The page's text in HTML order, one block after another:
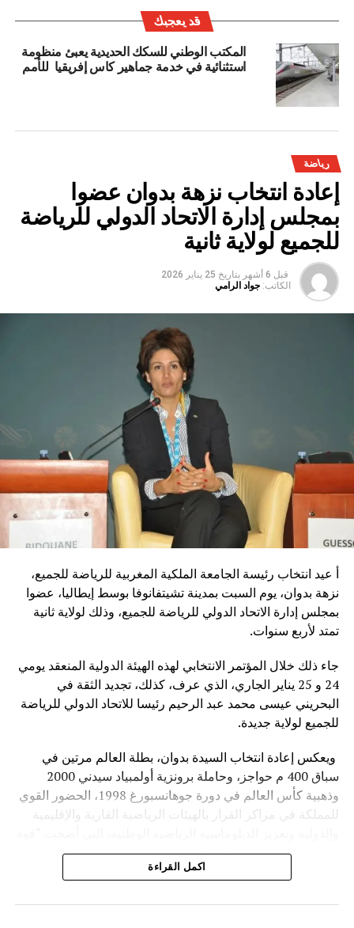
قد يعجبك
المكتب الوطني للسكك الحديدية يعبئ منظومة
استثنائية في خدمة جماهير كاس إفريقيا للأمم
رياضة
إعادة انتخاب نزهة بدوان عضوا
بمجلس إدارة الاتحاد الدولي للرياضة
للجميع لولاية ثانية
قبل 6 أشهر بتاريخ 25 يناير 2026
الكاتب: جواد الرامي
أ عيد انتخاب رئيسة الجامعة الملكية المغربية للرياضة للجميع،
نزهة بدوان، يوم السبت بمدينة تشيتفانوفا بوسط إيطاليا، عضوا
بمجلس إدارة الاتحاد الدولي للرياضة للجميع، وذلك لولاية ثانية
تمتد لأربع سنوات.
جاء ذلك خلال المؤتمر الانتخابي لهذه الهيئة الدولية المنعقد يومي
24 و 25 يناير الجاري، الذي عرف، كذلك، تجديد الثقة في
البحريني عيسى محمد عبد الرحيم رئيسا للاتحاد الدولي للرياضة
للجميع لولاية جديدة.
ويعكس إعادة انتخاب السيدة بدوان، بطلة العالم مرتين في
سباق 400 م حواجز، وحاملة برونزية أولمبياد سيدني 2000
وذهبية كأس العالم في دورة جوهانسبورغ 1998، الحضور القوي
للمملكة في مراكز القرار بالهيئات الرياضية القارية والإقليمية
ناعمة” تكرس إشعاع المملكة.
لهذه الهيئة الرياضية الدولية مشاركة 101 عضوا يمثلون 35 دولة
اكمل القراءة